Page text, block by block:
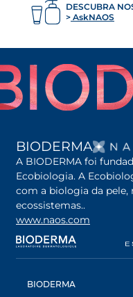
DESCUBRA
AskNAOS
BIODERMA
A BIODERMA foi
Ecobiologia. A
com a biologia da pele,
ecossistemas..
www.naos.com
abre em
BIODERMA